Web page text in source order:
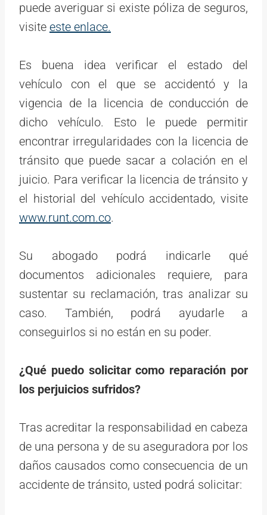
puede averiguar si existe póliza de seguros,
visite este enlace.
Es buena idea verificar el estado del
vehículo con el que se accidentó y la
vigencia de la licencia de conducción de
dicho vehículo. Esto le puede permitir
encontrar irregularidades con la licencia de
tránsito que puede sacar a colación en el
juicio. Para verificar la licencia de tránsito y
el historial del vehículo accidentado, visite
www.runt.com.co.
Su abogado podrá indicarle qué
documentos adicionales requiere, para
sustentar su reclamación, tras analizar su
caso. También, podrá ayudarle a
conseguirlos si no están en su poder.
¿Qué puedo solicitar como reparación por
los perjuicios sufridos?
Tras acreditar la responsabilidad en cabeza
de una persona y de su aseguradora por los
daños causados como consecuencia de un
accidente de tránsito, usted podrá solicitar: